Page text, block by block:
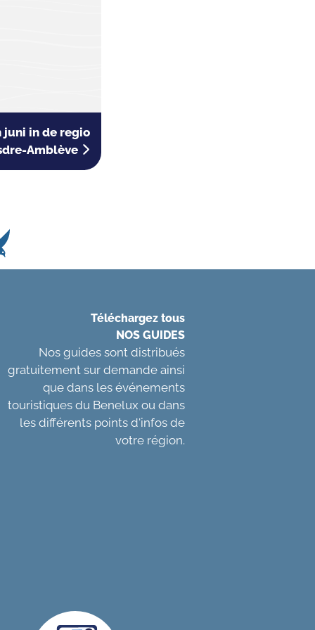
juni in de regio
Amblève
Téléchargez tous
NOS GUIDES
Nos guides sont distribués
gratuitement sur demande ainsi
que dans les événements
touristiques du Benelux ou dans
les différents points d'infos de
votre région.